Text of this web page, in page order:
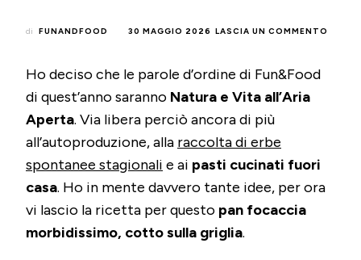
di FUNANDFOOD 30 MAGGIO 2026 LASCIA UN COMMENTO
Ho deciso che le parole d’ordine di Fun&Food
di quest’anno saranno Natura e Vita all’Aria
Aperta. Via libera perciò ancora di più
all’autoproduzione, alla raccolta di erbe
spontanee stagionali e ai pasti cucinati fuori
casa. Ho in mente davvero tante idee, per ora
vi lascio la ricetta per questo pan focaccia
morbidissimo, cotto sulla griglia.